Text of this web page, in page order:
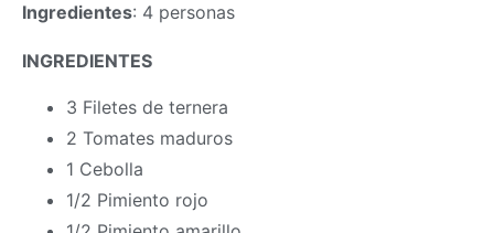
Ingredientes: 4 personas
INGREDIENTES
3 Filetes de ternera
2 Tomates maduros
1 Cebolla
1/2 Pimiento rojo